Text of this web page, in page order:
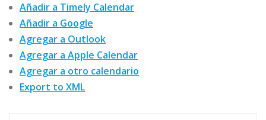
Añadir a Timely Calendar
Añadir a Google
Agregar a Outlook
Agregar a Apple Calendar
Agregar a otro calendario
Export to XML